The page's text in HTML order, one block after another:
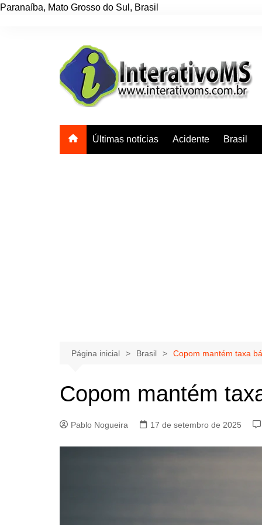
Paranaíba, Mato Grosso do Sul , Brasil
Últimas notícias Acidente Brasil
Página inicial Brasil Copom mantém taxa
Copom mantém
Pablo Nogueira 17 de setembro de 2025